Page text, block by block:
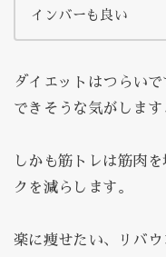
インバーも良い
ダイエットはつらい
できそうな気がします
しかも筋トレは筋肉
クを減らします。
楽に痩せたい、リバ